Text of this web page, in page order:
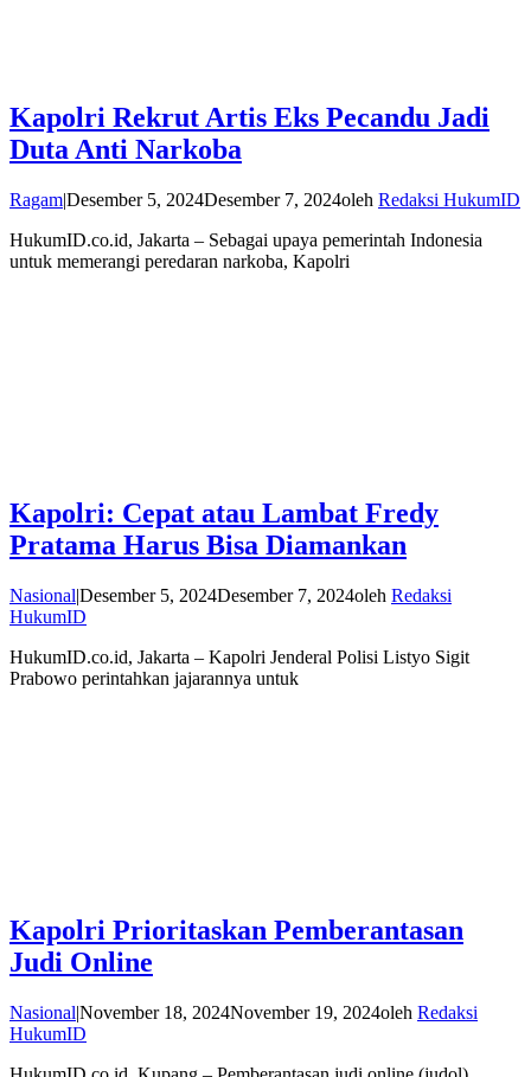
Kapolri Rekrut Artis Eks Pecandu Jadi
Duta Anti Narkoba
Ragam|Desember 5, 2024Desember 7, 2024oleh Redaksi HukumID
HukumID.co.id, Jakarta – Sebagai upaya pemerintah Indonesia
untuk memerangi peredaran narkoba, Kapolri
Kapolri: Cepat atau Lambat Fredy
Pratama Harus Bisa Diamankan
Nasional|Desember 5, 2024Desember 7, 2024oleh Redaksi
HukumID
HukumID.co.id, Jakarta – Kapolri Jenderal Polisi Listyo Sigit
Prabowo perintahkan jajarannya untuk
Kapolri Prioritaskan Pemberantasan
Judi Online
Nasional|November 18, 2024November 19, 2024oleh Redaksi
HukumID